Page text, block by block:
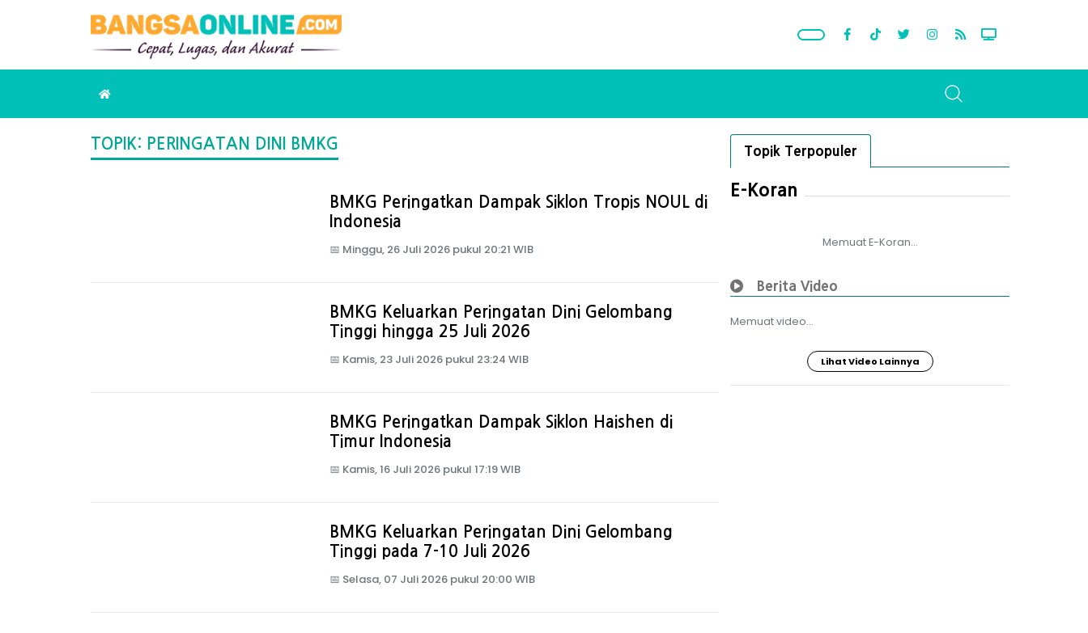
TOPIK: PERINGATAN DINI BMKG
BMKG Peringatkan Dampak Siklon Tropis NOUL di
Indonesia
📅 Minggu, 26 Juli 2026 pukul 20:21 WIB
BMKG Keluarkan Peringatan Dini Gelombang
Tinggi hingga 25 Juli 2026
📅 Kamis, 23 Juli 2026 pukul 23:24 WIB
BMKG Peringatkan Dampak Siklon Haishen di
Timur Indonesia
📅 Kamis, 16 Juli 2026 pukul 17:19 WIB
BMKG Keluarkan Peringatan Dini Gelombang
Tinggi pada 7-10 Juli 2026
📅 Selasa, 07 Juli 2026 pukul 20:00 WIB
Topik Terpopuler
E-Koran
Memuat E-Koran...
Berita Video
Memuat video...
Lihat Video Lainnya